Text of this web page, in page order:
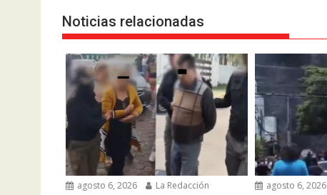
Noticias relacionadas
agosto 6, 2026 La Redacción agosto 6, 2026